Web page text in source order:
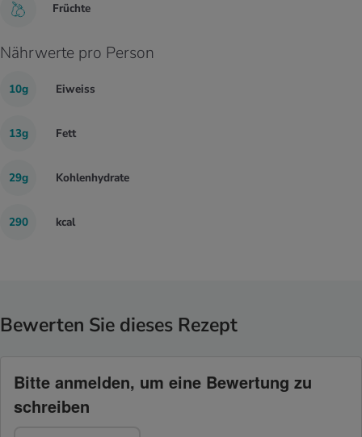
Früchte
Nährwerte pro Person
10g Eiweiss
13g Fett
29g Kohlenhydrate
290 kcal
Bewerten Sie dieses Rezept
Bitte anmelden, um eine Bewertung zu
schreiben